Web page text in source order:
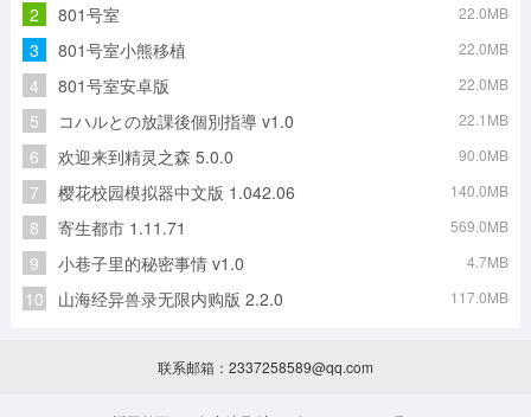
2 801号室 22.0MB
3 801号室小熊移植 22.0MB
4 801号室安卓版 22.0MB
5 コハルとの放課後個別指導 v1.0 22.1MB
6 欢迎来到精灵之森 5.0.0 90.0MB
7 樱花校园模拟器中文版 1.042.06 140.0MB
8 寄生都市 1.11.71 569.0MB
9 小巷子里的秘密事情 v1.0 4.7MB
10 山海经异兽录无限内购版 2.2.0 117.0MB
联系邮箱：2337258589@qq.com